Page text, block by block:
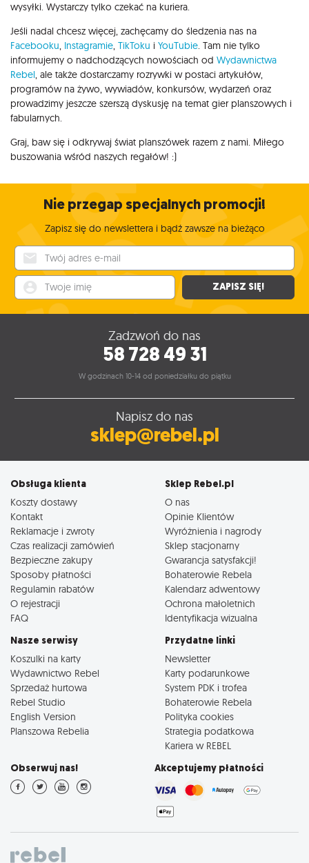
wysyłki. Wystarczy tylko czekać na kuriera.
Jeśli nadal chcesz więcej, zachęcamy do śledzenia nas na
Facebooku, Instagramie, TikToku i YouTubie. Tam nie tylko
informujemy o nadchodzących nowościach od Wydawnictwa
Rebel, ale także dostarczamy rozrywki w postaci artykułów,
programów na żywo, wywiadów, konkursów, wydarzeń oraz
prowadzimy jeszcze szerszą dyskusję na temat gier planszowych i
fabularnych.
Graj, baw się i odkrywaj świat planszówek razem z nami. Miłego
buszowania wśród naszych regałów! :)
Nie przegap specjalnych promocji!
Zapisz się do newslettera i bądź zawsze na bieżąco
ZAPISZ SIĘ!
Zadzwoń do nas
58 728 49 31
W godzinach 10-14 od poniedziałku do piątku
Napisz do nas
sklep@rebel.pl
Obsługa klienta
Koszty dostawy
Kontakt
Reklamacje i zwroty
Czas realizacji zamówień
Bezpieczne zakupy
Sposoby płatności
Regulamin rabatów
O rejestracji
FAQ
Sklep Rebel.pl
O nas
Opinie Klientów
Wyróżnienia i nagrody
Sklep stacjonarny
Gwarancja satysfakcji!
Bohaterowie Rebela
Kalendarz adwentowy
Ochrona małoletnich
Identyfikacja wizualna
Nasze serwisy
Koszulki na karty
Wydawnictwo Rebel
Sprzedaż hurtowa
Rebel Studio
English Version
Planszowa Rebelia
Przydatne linki
Newsletter
Karty podarunkowe
System PDK i trofea
Bohaterowie Rebela
Polityka cookies
Strategia podatkowa
Kariera w REBEL
Obserwuj nas! Akceptujemy płatności